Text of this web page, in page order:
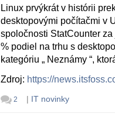
Linux prvýkrát v histórii
desktopovými počítačmi v
spoločnosti StatCounter
% podiel na trhu s
kategóriu „ Neznámy “,
Zdroj: https://
2 | IT novinky